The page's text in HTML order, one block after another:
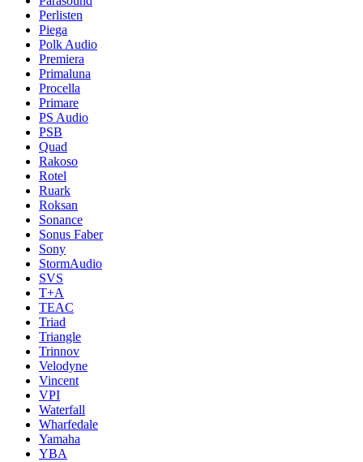
Perlisten
Piega
Polk Audio
Premiera
Primaluna
Procella
Primare
PS Audio
PSB
Quad
Rakoso
Rotel
Ruark
Roksan
Sonance
Sonus Faber
Sony
StormAudio
SVS
T+A
TEAC
Triad
Triangle
Trinnov
Velodyne
Vincent
VPI
Waterfall
Wharfedale
Yamaha
YBA